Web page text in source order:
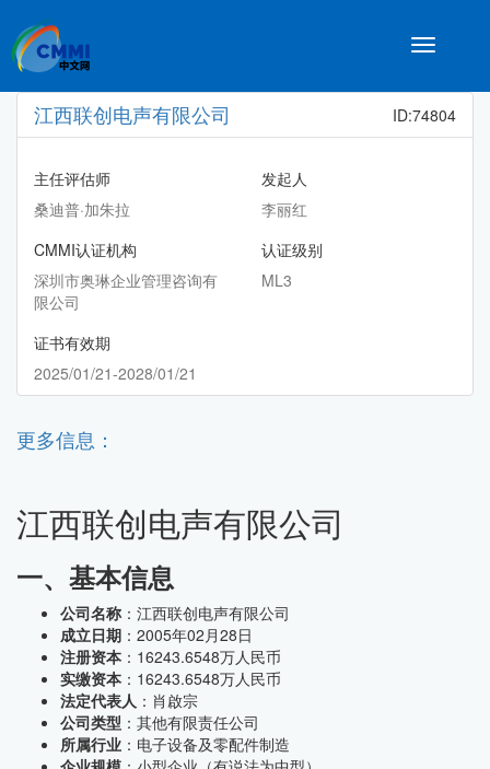
Toggle
江西联创电声有限公司 ID:74804
主任评估师
桑迪普·加朱拉
发起人
李丽红
CMMI认证机构
深圳市奥琳企业管理咨询有
限公司
认证级别
ML3
证书有效期
2025/01/21-2028/01/21
更多信息：
江西联创电声有限公司
一、基本信息
公司名称 ：江西联创电声有限公司
成立日期 ：2005年02月28日
注册资本 ：16243.6548万人民币
实缴资本 ：16243.6548万人民币
法定代表人 ：肖啟宗
公司类型 ：其他有限责任公司
所属行业 ：电子设备及零配件制造